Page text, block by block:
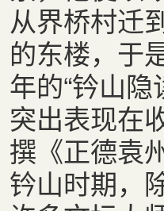
从界桥村迁
的东楼，于
年的“钤山
突出表现在
撰《正德袁
钤山时期，